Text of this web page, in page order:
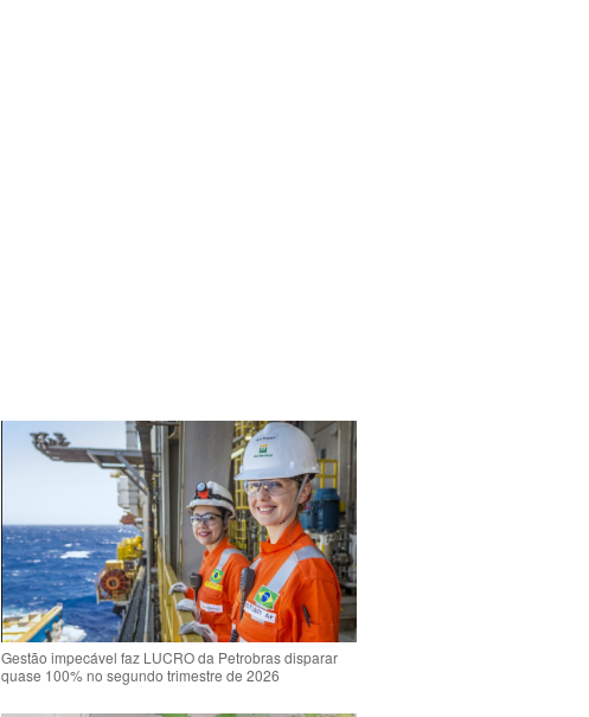
Gestão impecável faz LUCRO da Petrobras disparar
quase 100% no segundo trimestre de 2026